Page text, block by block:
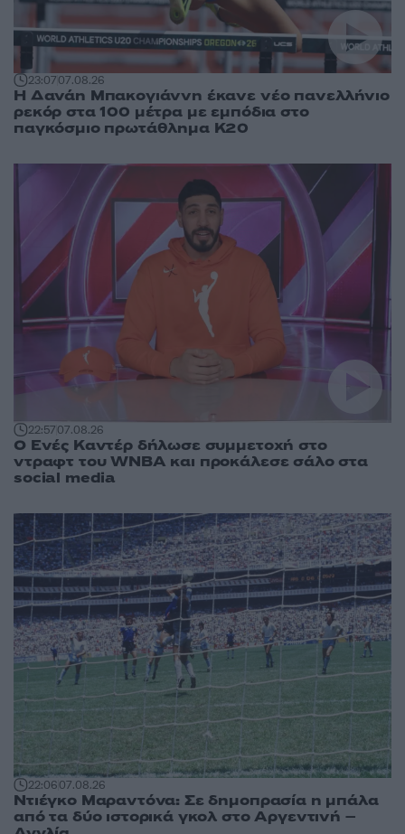
23:0707.08.26
Η Δανάη Μπακογιάννη έκανε νέο πανελλήνιο
ρεκόρ στα 100 μέτρα με εμπόδια στο
παγκόσμιο πρωτάθλημα Κ20
22:5707.08.26
Ο Ενές Καντέρ δήλωσε συμμετοχή στο
ντραφτ του WNBA και προκάλεσε σάλο στα
social media
22:0607.08.26
Ντιέγκο Μαραντόνα: Σε δημοπρασία η μπάλα
από τα δύο ιστορικά γκολ στο Αργεντινή –